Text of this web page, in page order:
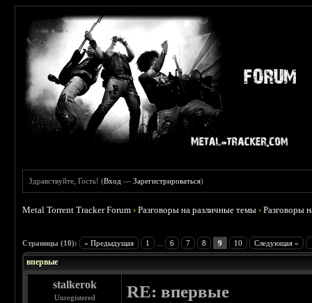
Здравствуйте, Гость! (Вход —Зарегистрироваться)
Metal Torrent Tracker Forum ›Разговоры на различные темы ›Разговоры
Страницы (10): « Предыдущая 1 6 7 8 9 10 Следующая »
впервые
stalkerok
Unregistered RE: впервые